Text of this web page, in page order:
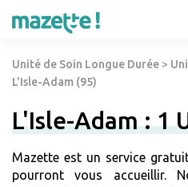
Unité de Soin Longue Durée >
L'Isle-Adam (95)
L'Isle-Adam : 1
Mazette est un service
pourront vous accueillir.